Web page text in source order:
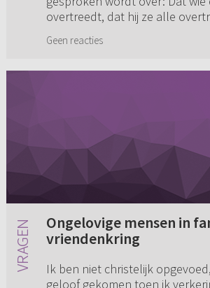
overtreedt, dat hij ze alle
Geen reacties
Ongelovige mensen in
vriendenkring
Ik ben niet christelijk
geloof gekomen toen ik